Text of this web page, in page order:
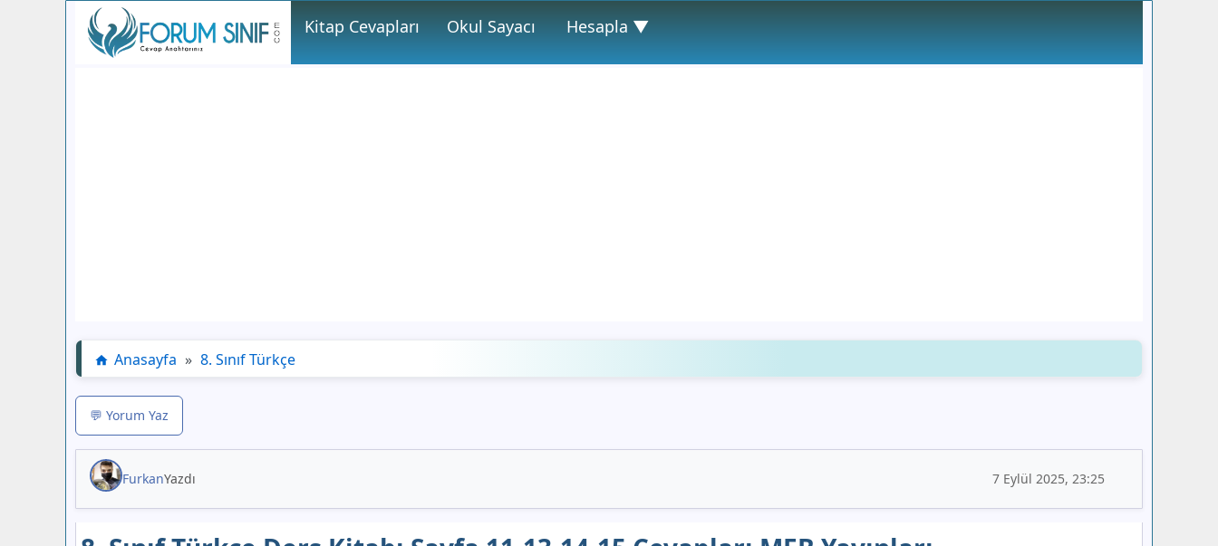
Kitap Cevapları Okul Sayacı Hesapla ▼
Anasayfa » 8. Sınıf Türkçe
💬 Yorum Yaz
FurkanYazdı 7 Eylül 2025, 23:25